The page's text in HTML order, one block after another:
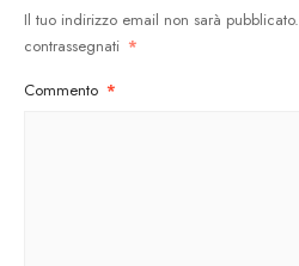
Il tuo indirizzo email non sarà pubblicato.
contrassegnati *
Commento *